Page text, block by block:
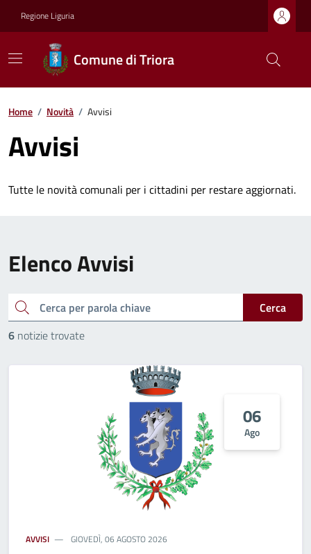
Regione Liguria
Comune di Triora
Home / Novità / Avvisi
Avvisi
Tutte le novità comunali per i cittadini per restare aggiornati.
Elenco Avvisi
cerca
Cerca
6 notizie trovate
06
Ago
AVVISI GIOVEDÌ, 06 AGOSTO 2026